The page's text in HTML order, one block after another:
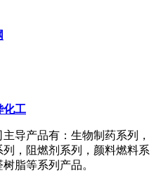
化工
导产品有：生物制药系列，
，阻燃剂系列，颜料燃料系
脂等系列产品。